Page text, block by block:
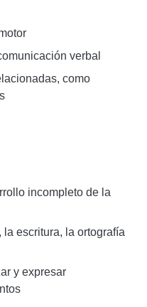
verbal
como
incompleto de la
escritura, la ortografía
y expresar